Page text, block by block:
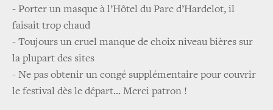
- Porter un masque à l’Hôtel du Parc d’Hardelot, il
faisait trop chaud
- Toujours un cruel manque de choix niveau bières sur
la plupart des sites
- Ne pas obtenir un congé supplémentaire pour couvrir
le festival dès le départ... Merci patron !